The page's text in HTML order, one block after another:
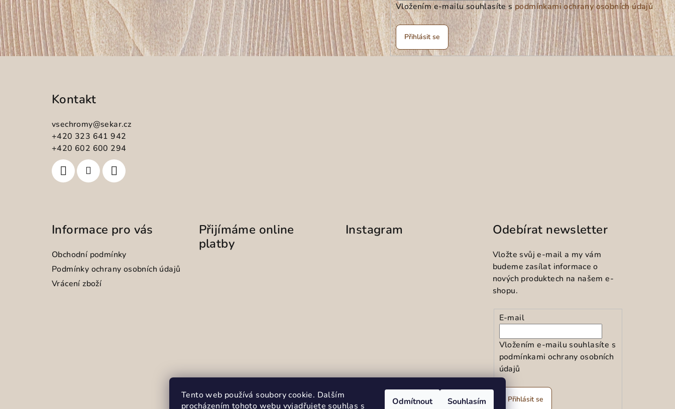
Tento web používá soubory cookie. Dalším
procházením tohoto webu vyjadřujete souhlas s
Odmítnout Souhlasím
Vložením e-mailu souhlasíte spodmínkami ochrany osobních údajů
Přihlásit se
Kontakt
vsechromy@sekar.cz
+420 323 641 942
+420 602 600 294
Informace pro vás
Obchodní podmínky
Podmínky ochrany osobních údajů
Vrácení zboží
Přijímáme online
platby
Instagram
Sledovat na Instagramu
Odebírat newsletter
Vložte svůj e-mail a my vám
budeme zasílat informace o
nových produktech na našem e-
shopu.
E-mail
Vložením e-mailu souhlasíte s
podmínkami ochrany osobních
údajů
Přihlásit se